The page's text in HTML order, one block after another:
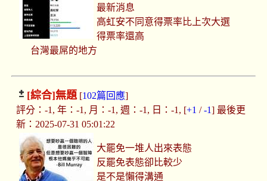
最新消息
高虹安不同意得票率比上次大選
得票率還高
台灣最屌的地方
[綜合]無題[102篇回應]
評分：-1, 年：-1, 月：-1, 週：-1, 日：-1, [+1 /-1] 最後更
新：2025-07-31 05:01:22
大罷免一堆人出來表態
反罷免表態卻比較少
是不是懶得溝通